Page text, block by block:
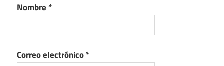
Nombre *
Correo electrónico*